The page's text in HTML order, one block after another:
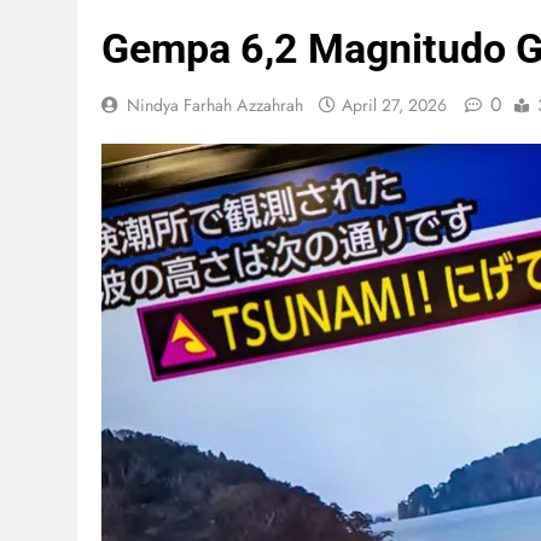
Telan
6
Anak
Boleh
Gempa 6,2 Magnitudo
Nindya Farhah Azzahrah April 27, 2026 0